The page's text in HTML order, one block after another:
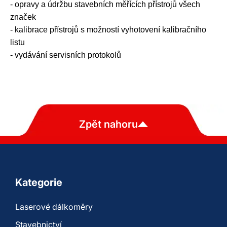
- opravy a údržbu stavebních měřících přístrojů všech
značek
- kalibrace přístrojů s možností vyhotovení kalibračního
listu
- vydávání servisních protokolů
Zpět nahoru
Kategorie
Laserové dálkoměry
Stavebnictví